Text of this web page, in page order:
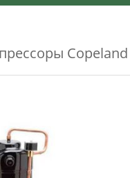
Copeland